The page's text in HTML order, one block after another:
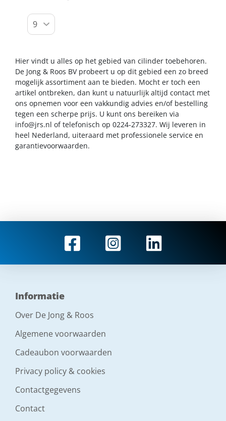
Hier vindt u alles op het gebied van cilinder toebehoren.
De Jong & Roos BV probeert u op dit gebied een zo breed
mogelijk assortiment aan te bieden. Mocht er toch een
artikel ontbreken, dan kunt u natuurlijk altijd contact met
ons opnemen voor een vakkundig advies en/of bestelling
tegen een scherpe prijs. U kunt ons bereiken via
info@jrs.nl of telefonisch op 0224-273327. Wij leveren in
heel Nederland, uiteraard met professionele service en
garantievoorwaarden.
Informatie
Over De Jong & Roos
Algemene voorwaarden
Cadeaubon voorwaarden
Privacy policy & cookies
Contactgegevens
Contact